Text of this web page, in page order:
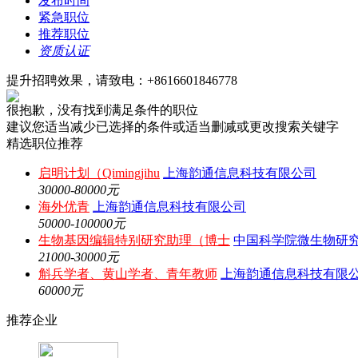
紧急职位
推荐职位
资质认证
提升招聘效果，请致电：+8616601846778
很抱歉，没有找到满足条件的职位
建议您适当减少已选择的条件或适当删减或更改搜索关键字
精选职位推荐
启明计划（Qimingjihu
上海韵通信息科技有限公司
30000-80000元
海外优青
上海韵通信息科技有限公司
50000-100000元
生物基因编辑特别研究助理（博士 中国科学院微生物研
21000-30000元
斛兵学者、黄山学者、青年教师
上海韵通信息科技有限
60000元
推荐企业